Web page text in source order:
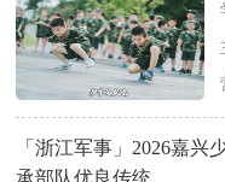
「浙江军事」2026嘉
承部队优良传统